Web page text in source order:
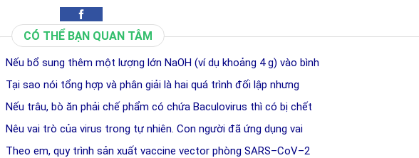
CÓ THỂ BẠN QUAN TÂM
Nếu bổ sung thêm một lượng lớn NaOH (ví dụ khoảng 4 g) vào bình
Tại sao nói tổng hợp và phân giải là hai quá trình đối lập nhưng
Nếu trâu, bò ăn phải chế phẩm có chứa Baculovirus thì có bị chết
Nêu vai trò của virus trong tự nhiên. Con người đã ứng dụng vai
Theo em, quy trình sản xuất vaccine vector phòng SARS–CoV–2